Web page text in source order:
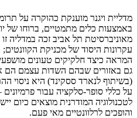
מדליית ויגנר מוענקת כהוקרה על
באמצעות כלים מתמטיים, ברוחו של
מאוניברסיטת תל אביב זכה במדליה
עקרונות היסוד של מכניקת
המראה כיצד חלקיקים טעונים
גם באזורים שבהם השדות עצמם הם
(בשיתוף לנארד ססקינד) היא ניסוי
על כללי סופר-סלקציה עבור
לטכנולוגיה המודרנית מוצאים כיום
והופכים לרלוונטיים מאי פעם.